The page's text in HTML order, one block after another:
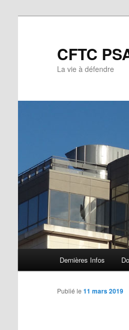
CFTC
La vie à défendre
Aller au contenu
Aller au contenu
Dernières Infos
Publié le 11 mars 2019